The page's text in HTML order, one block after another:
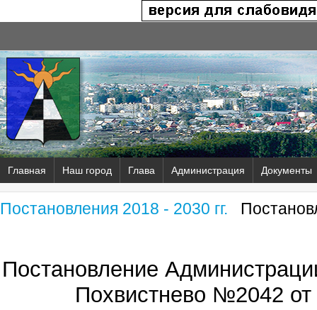
Главная Наш город Глава Администрация Документы
Постановления 2018 - 2030 гг.
Постановление
Похвистнево №2042 от